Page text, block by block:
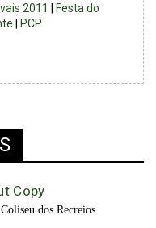
2011
Festa do
PCP
Copy
Coliseu dos Recreios